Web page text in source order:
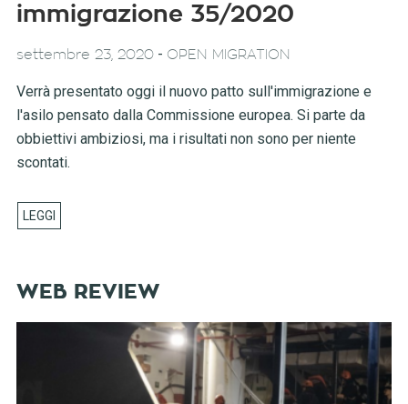
immigrazione 35/2020
settembre 23, 2020- OPEN MIGRATION
Verrà presentato oggi il nuovo patto sull'immigrazione e
l'asilo pensato dalla Commissione europea. Si parte da
obbiettivi ambiziosi, ma i risultati non sono per niente
scontati.
WEB REVIEW